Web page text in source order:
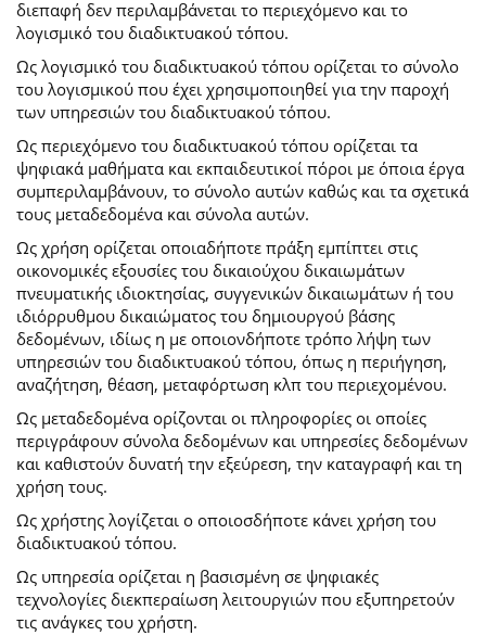
διεπαφή δεν περιλαμβάνεται το περιεχόμενο και το
λογισμικό του διαδικτυακού τόπου.
Ως λογισμικό του διαδικτυακού τόπου ορίζεται το σύνολο
του λογισμικού που έχει χρησιμοποιηθεί για την παροχή
των υπηρεσιών του διαδικτυακού τόπου.
Ως περιεχόμενο του διαδικτυακού τόπου ορίζεται τα
ψηφιακά μαθήματα και εκπαιδευτικοί πόροι με όποια έργα
συμπεριλαμβάνουν, το σύνολο αυτών καθώς και τα σχετικά
τους μεταδεδομένα και σύνολα αυτών.
Ως χρήση ορίζεται οποιαδήποτε πράξη εμπίπτει στις
οικονομικές εξουσίες του δικαιούχου δικαιωμάτων
πνευματικής ιδιοκτησίας, συγγενικών δικαιωμάτων ή του
ιδιόρρυθμου δικαιώματος του δημιουργού βάσης
δεδομένων, ιδίως η με οποιονδήποτε τρόπο λήψη των
υπηρεσιών του διαδικτυακού τόπου, όπως η περιήγηση,
αναζήτηση, θέαση, μεταφόρτωση κλπ του περιεχομένου.
Ως μεταδεδομένα ορίζονται οι πληροφορίες οι οποίες
περιγράφουν σύνολα δεδομένων και υπηρεσίες δεδομένων
και καθιστούν δυνατή την εξεύρεση, την καταγραφή και τη
χρήση τους.
Ως χρήστης λογίζεται ο οποιοσδήποτε κάνει χρήση του
διαδικτυακού τόπου.
Ως υπηρεσία ορίζεται η βασισμένη σε ψηφιακές
τεχνολογίες διεκπεραίωση λειτουργιών που εξυπηρετούν
τις ανάγκες του χρήστη.